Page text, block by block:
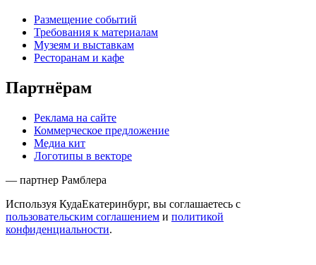
Размещение событий
Требования к материалам
Музеям и выставкам
Ресторанам и кафе
Партнёрам
Реклама на сайте
Коммерческое предложение
Медиа кит
Логотипы в векторе
— партнер Рамблера
Используя КудаЕкатеринбург, вы соглашаетесь с
пользовательским соглашением и политикой
конфиденциальности.